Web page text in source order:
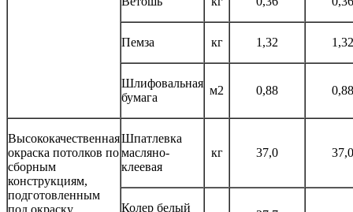
Пемза кг 1,32 1,32
Шлифовальная
бумага
м2 0,88 0,88
Высококачественная
окраска потолков по
сборным
конструкциям,
подготовленным
под окраску
Шпатлевка
масляно-
клеевая
кг 37,0 37,0
Колер белый